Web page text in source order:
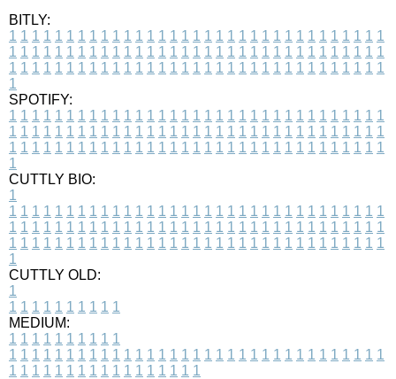
BITLY:
1 1 1 1 1 1 1 1 1 1 1 1 1 1 1 1 1 1 1 1 1 1 1 1 1 1 1 1 1 1 1 1 1
1 1 1 1 1 1 1 1 1 1 1 1 1 1 1 1 1 1 1 1 1 1 1 1 1 1 1 1 1 1 1 1 1
1 1 1 1 1 1 1 1 1 1 1 1 1 1 1 1 1 1 1 1 1 1 1 1 1 1 1 1 1 1 1 1 1
1
SPOTIFY:
1 1 1 1 1 1 1 1 1 1 1 1 1 1 1 1 1 1 1 1 1 1 1 1 1 1 1 1 1 1 1 1 1
1 1 1 1 1 1 1 1 1 1 1 1 1 1 1 1 1 1 1 1 1 1 1 1 1 1 1 1 1 1 1 1 1
1 1 1 1 1 1 1 1 1 1 1 1 1 1 1 1 1 1 1 1 1 1 1 1 1 1 1 1 1 1 1 1 1
1
CUTTLY BIO:
1
1 1 1 1 1 1 1 1 1 1 1 1 1 1 1 1 1 1 1 1 1 1 1 1 1 1 1 1 1 1 1 1 1
1 1 1 1 1 1 1 1 1 1 1 1 1 1 1 1 1 1 1 1 1 1 1 1 1 1 1 1 1 1 1 1 1
1 1 1 1 1 1 1 1 1 1 1 1 1 1 1 1 1 1 1 1 1 1 1 1 1 1 1 1 1 1 1 1 1
1
CUTTLY OLD:
1
1 1 1 1 1 1 1 1 1 1
MEDIUM:
1 1 1 1 1 1 1 1 1 1
1 1 1 1 1 1 1 1 1 1 1 1 1 1 1 1 1 1 1 1 1 1 1 1 1 1 1 1 1 1 1 1 1
1 1 1 1 1 1 1 1 1 1 1 1 1 1 1 1 1